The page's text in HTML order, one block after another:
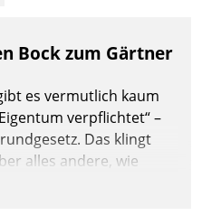
Bock zum Gärtner
es vermutlich kaum
verpflichtet“ –
Das klingt
alles andere, wie
Denn mit der